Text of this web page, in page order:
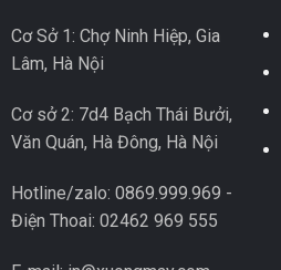
Cơ Sở 1: Chợ Ninh Hiệp, Gia
Lâm, Hà Nội
Cơ sở 2: 7d4 Bạch Thái Bưởi,
Văn Quán, Hà Đông, Hà Nội
Hotline/zalo: 0869.999.969 -
Điện Thoai: 02462 969 555